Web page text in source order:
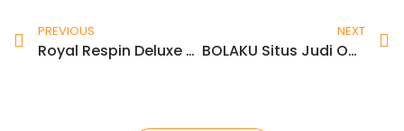
PREVIOUS
Royal Respin Deluxe Máquina Tragamonedas Regalado online Funciona para divertirte Playtech
NEXT
BOLAKU Situs Judi Online Dengan Game Terlengkap